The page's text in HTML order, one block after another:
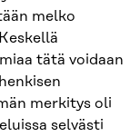
melko
tätä voidaan
merkitys oli
selvästi